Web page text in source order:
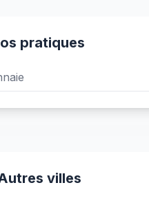
pratiques
villes